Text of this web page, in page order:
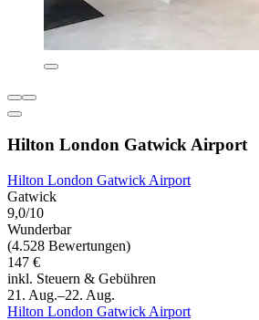
Hilton London Gatwick Airport
Hilton London Gatwick Airport
Gatwick
9,0/10
Wunderbar
(4.528 Bewertungen)
147 €
inkl. Steuern & Gebühren
21. Aug.–22. Aug.
Hilton London Gatwick Airport